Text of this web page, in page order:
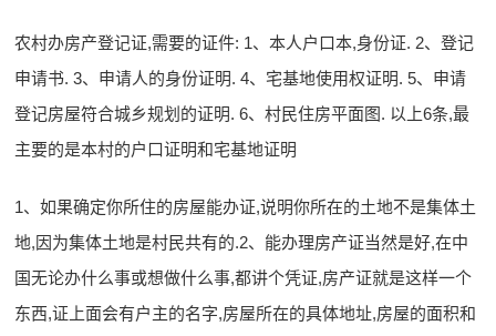
农村办房产登记证,需要的证件: 1、本人户口本,身份证. 2、登记
申请书. 3、申请人的身份证明. 4、宅基地使用权证明. 5、申请
登记房屋符合城乡规划的证明. 6、村民住房平面图. 以上6条,最
主要的是本村的户口证明和宅基地证明
1、如果确定你所住的房屋能办证,说明你所在的土地不是集体土
地,因为集体土地是村民共有的.2、能办理房产证当然是好,在中
国无论办什么事或想做什么事,都讲个凭证,房产证就是这样一个
东西,证上面会有户主的名字,房屋所在的具体地址,房屋的面积和